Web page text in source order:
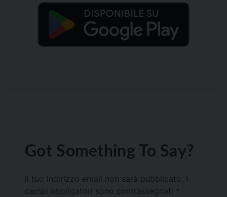
Got Something To Say?
Il tuo indirizzo email non sarà pubblicato.
campi obbligatori sono contrassegnati *